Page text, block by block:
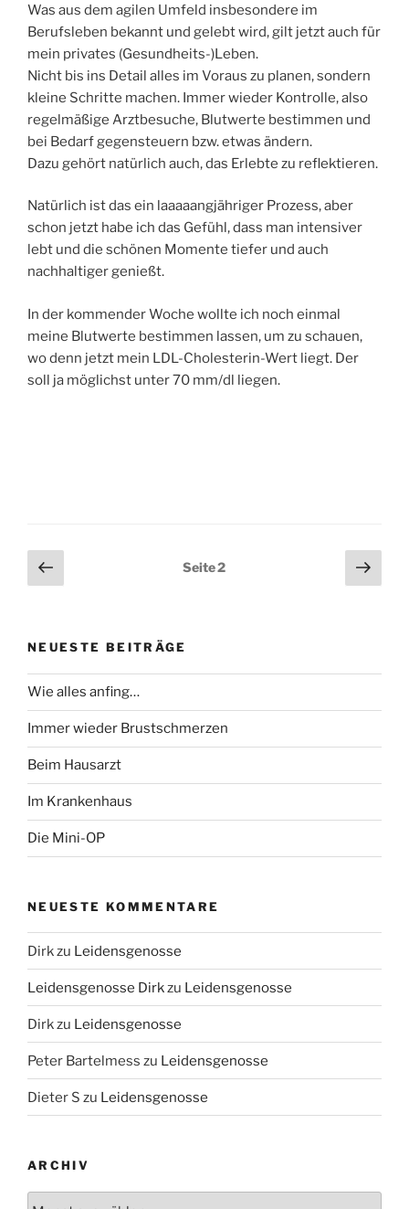
Was aus dem agilen Umfeld insbesondere im
Berufsleben bekannt und gelebt wird, gilt jetzt auch für
mein privates (Gesundheits-)Leben.
Nicht bis ins Detail alles im Voraus zu planen, sondern
kleine Schritte machen. Immer wieder Kontrolle, also
regelmäßige Arztbesuche, Blutwerte bestimmen und
bei Bedarf gegensteuern bzw. etwas ändern.
Dazu gehört natürlich auch, das Erlebte zu reflektieren.
Natürlich ist das ein laaaaangjähriger Prozess, aber
schon jetzt habe ich das Gefühl, dass man intensiver
lebt und die schönen Momente tiefer und auch
nachhaltiger genießt.
In der kommender Woche wollte ich noch einmal
meine Blutwerte bestimmen lassen, um zu schauen,
wo denn jetzt mein LDL-Cholesterin-Wert liegt. Der
soll ja möglichst unter 70 mm/dl liegen.
Seitennummerierung
der
Vorherige
Seite
Seite2
NEUESTE BEITRÄGE
Wie alles anfing…
Immer wieder Brustschmerzen
Beim Hausarzt
Im Krankenhaus
Die Mini-OP
NEUESTE KOMMENTARE
Dirkzu Leidensgenosse
Leidensgenosse Dirkzu Leidensgenosse
Dirkzu Leidensgenosse
Peter Bartelmess zu Leidensgenosse
Dieter S zu Leidensgenosse
ARCHIV